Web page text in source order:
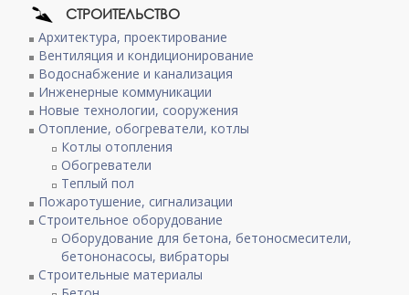
СТРОИТЕЛЬСТВО
Архитектура, проектирование
Вентиляция и кондиционирование
Водоснабжение и канализация
Инженерные коммуникации
Новые технологии, сооружения
Отопление, обогреватели, котлы
Котлы отопления
Обогреватели
Теплый пол
Пожаротушение, сигнализации
Строительное оборудование
Оборудование для бетона, бетоносмесители,
бетононасосы, вибраторы
Строительные материалы